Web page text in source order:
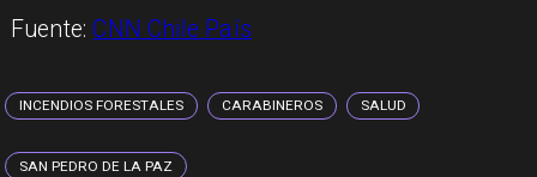
Fuente:CNN Chile País
INCENDIOS FORESTALES CARABINEROS SALUD
SAN PEDRO DE LA PAZ